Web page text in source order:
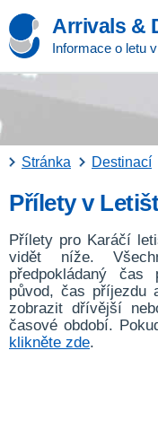
Arrivals &
Informace o letu
Stránka Destinací
Přílety v
Přílety pro Karáčí
vidět níže.
předpokládaný
původ, čas příjezdu
zobrazit dřívější
časové období.
klikněte zde.